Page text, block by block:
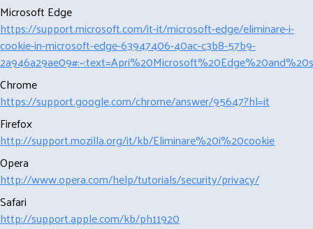
Microsoft Edge
https://support.microsoft.com/it-it/microsoft-edge/eliminare-i-
cookie-in-microsoft-edge-63947406-40ac-c3b8-57b9-
Chrome
https://support.google.com/chrome/answer/95647?hl=it
Firefox
http://support.mozilla.org/it/kb/Eliminare%20i%20cookie
Opera
http://www.opera.com/help/tutorials/security/privacy/
Safari
http://support.apple.com/kb/ph11920